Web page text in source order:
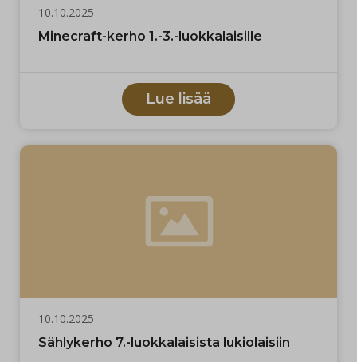
10.10.2025
Minecraft-kerho 1.-3.-luokkalaisille
Lue lisää
10.10.2025
Sählykerho 7.-luokkalaisista lukiolaisiin